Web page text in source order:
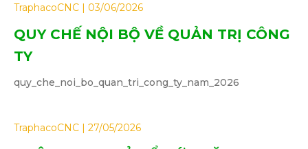
QUY CHẾ NỘI BỘ VỀ QUẢN TRỊ CÔNG
TY
TraphacoCNC 03/06/2026
quy_che_noi_bo_quan_tri_cong_ty_nam_2026
TraphacoCNC 27/05/2026